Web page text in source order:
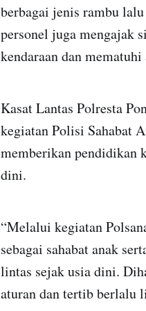
berbagai jenis rambu
personel juga mengajak
kendaraan dan
Kasat Lantas Polresta
kegiatan Polisi Sahabat
memberikan pendidikan
dini.
“Melalui kegiatan
sebagai sahabat anak
lintas sejak usia dini.
aturan dan tertib berlalu